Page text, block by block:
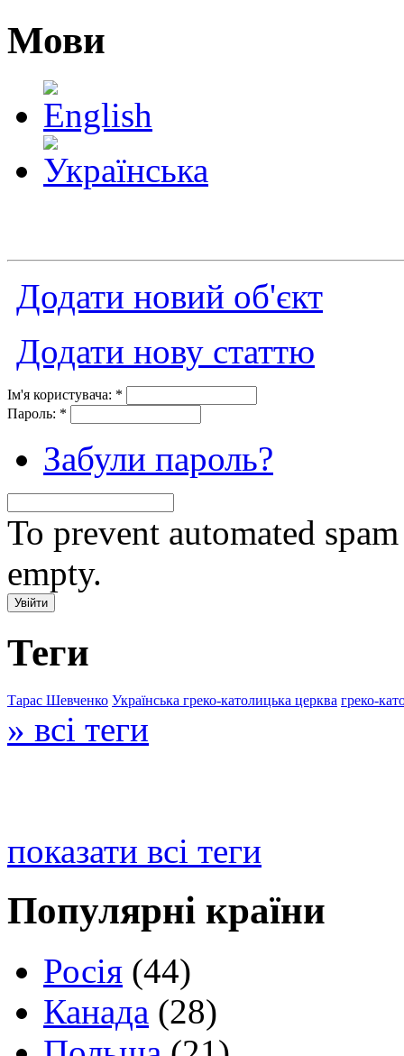
Мови
Додати новий об'єкт
Додати нову статтю
Ім'я користувача: *
Пароль: *
Забули пароль?
To prevent automated
empty.
Теги
Тарас Шевченко Українська греко-католицька церква греко-
» всі теги
показати всі теги
Популярні країни
Росія (44)
Канада (28)